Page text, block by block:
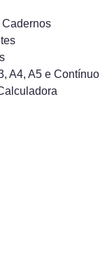
Cadernos
A4, A5 e Contínuo